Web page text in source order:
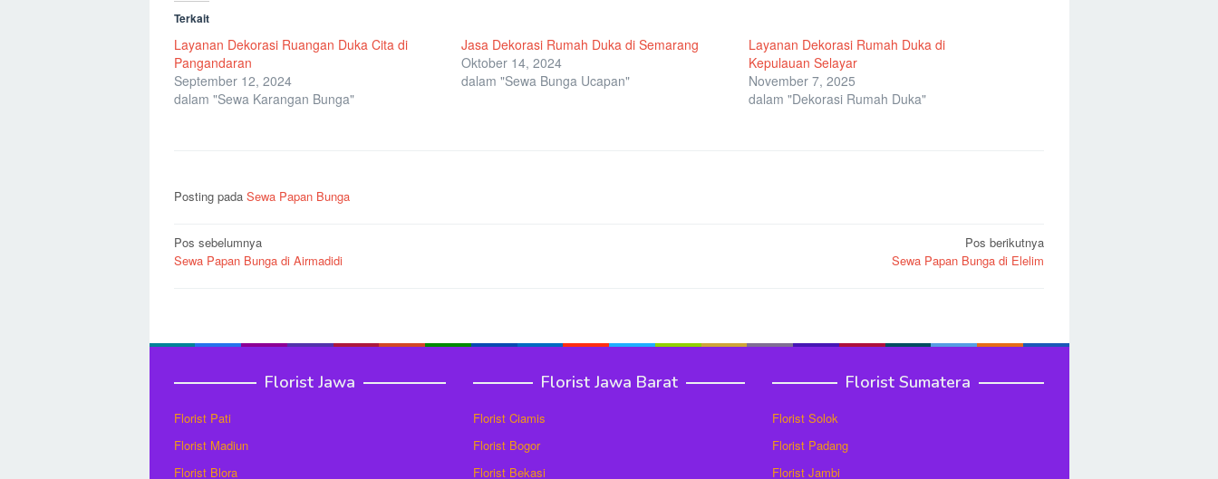
Terkait
Layanan Dekorasi Ruangan Duka Cita di
Pangandaran
September 12, 2024
dalam "Sewa Karangan Bunga"
Jasa Dekorasi Rumah Duka di Semarang
Oktober 14, 2024
dalam "Sewa Bunga Ucapan"
Layanan Dekorasi Rumah Duka di
Kepulauan Selayar
November 7, 2025
dalam "Dekorasi Rumah Duka"
Posting pada Sewa Papan Bunga
Navigasi
pos
Pos sebelumnya
Sewa Papan Bunga di Airmadidi
Pos berikutnya
Sewa Papan Bunga di Elelim
Florist Jawa
Florist Pati
Florist Madiun
Florist Blora
Florist Jawa Barat
Florist Ciamis
Florist Bogor
Florist Bekasi
Florist Sumatera
Florist Solok
Florist Padang
Florist Jambi